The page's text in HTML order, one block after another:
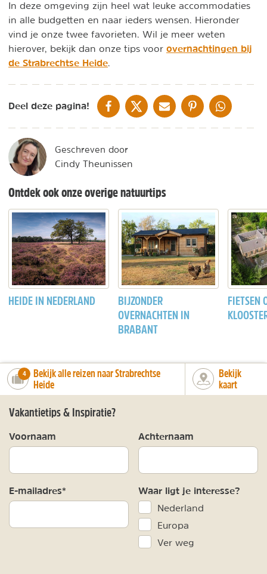
In deze omgeving zijn heel wat leuke accommodaties
in alle budgetten en naar ieders wensen. Hieronder
vind je onze twee favorieten. Wil je meer weten
hierover, bekijk dan onze tips voor overnachtingen bij
de Strabrechtse Heide.
Deel deze pagina! DELEN OP FACEBOOK
DELEN OP XDELEN VIA DE MAIL
DELEN OP PINTEREST
DELEN OP
Geschreven door
Cindy Theunissen
Ontdek ook onze overige natuurtips
HEIDE IN NEDERLAND
BIJZONDER
OVERNACHTEN IN
BRABANT
FIETSEN
number_of_trips:
4
Bekijk alle reizen naar Strabrechtse
Heide
Bekijk
kaart
Vakantietips & Inspiratie?
Voornaam Achternaam
E-mailadres* Waar ligt je interesse?
Nederland
Europa
Ver weg